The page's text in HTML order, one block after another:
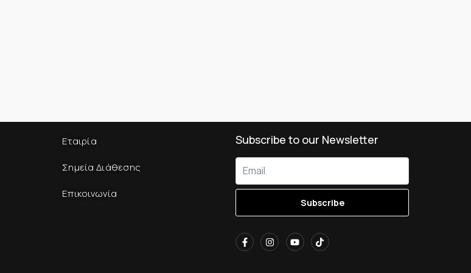
Εταιρία
Σημεία Διάθεσης
Επικοινωνία
Subscribe to our Newsletter
Subscribe